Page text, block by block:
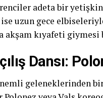
adeta bir
uzun gece
akşam kıyafeti giymesi
Dansı:
geleneklerinden